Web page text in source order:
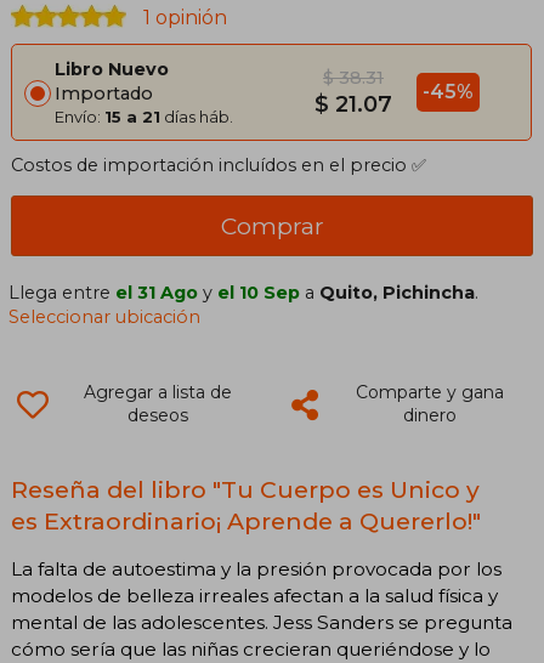
1 opinión
Libro Nuevo
Importado
Envío: 15 a 21 días háb.
$ 38.31
$ 21.07 -45%
Costos de importación incluídos en el precio ✅
Comprar
Llega entre el 31 Ago y el 10 Sep a Quito, Pichincha.
Seleccionar ubicación
Agregar a lista de
deseos
Comparte y gana
dinero
Reseña del libro "Tu Cuerpo es Unico y
es Extraordinario¡ Aprende a Quererlo!"
La falta de autoestima y la presión provocada por los
modelos de belleza irreales afectan a la salud física y
mental de las adolescentes. Jess Sanders se pregunta
cómo sería que las niñas crecieran queriéndose y lo